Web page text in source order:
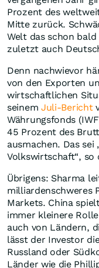
Prozent des
Mitte zurück.
Welt das schon
zuletzt auch
Denn nachwievor
von den Exporten
wirtschaftlichen
seinem Juli-Bericht
Währungsfonds
45 Prozent des
ausmachen. Das
Volkswirtschaft“, so
Übrigens: Sharma
milliardenschweres
Markets. China
immer kleinere
auch von Ländern,
lässt der Investor
Russland oder
Länder wie die